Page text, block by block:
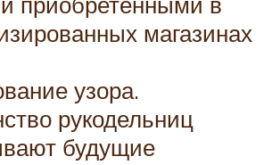
магазинах
узора.
рукодельниц
будущие